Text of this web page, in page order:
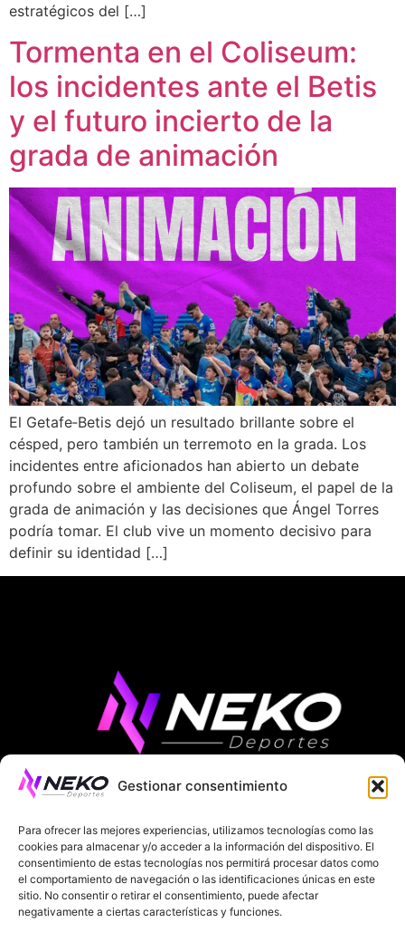
Gestionar consentimiento
Para ofrecer las mejores experiencias, utilizamos tecnologías como las
cookies para almacenar y/o acceder a la información del dispositivo. El
consentimiento de estas tecnologías nos permitirá procesar datos como
el comportamiento de navegación o las identificaciones únicas en este
sitio. No consentir o retirar el consentimiento, puede afectar
negativamente a ciertas características y funciones.
estratégicos del […]
Tormenta en el Coliseum:
los incidentes ante el Betis
y el futuro incierto de la
grada de animación
El Getafe‑Betis dejó un resultado brillante sobre el
césped, pero también un terremoto en la grada. Los
incidentes entre aficionados han abierto un debate
profundo sobre el ambiente del Coliseum, el papel de la
grada de animación y las decisiones que Ángel Torres
podría tomar. El club vive un momento decisivo para
definir su identidad […]
ÚLTIMAS NOTICIAS COMPETICIONES EUROPEAS
LA LIGA MUNDIAL 2026 FÚTBOL INTERNACIONAL
SOBRE NOSOTROS
POLÍTICA DE PRIVACIDAD